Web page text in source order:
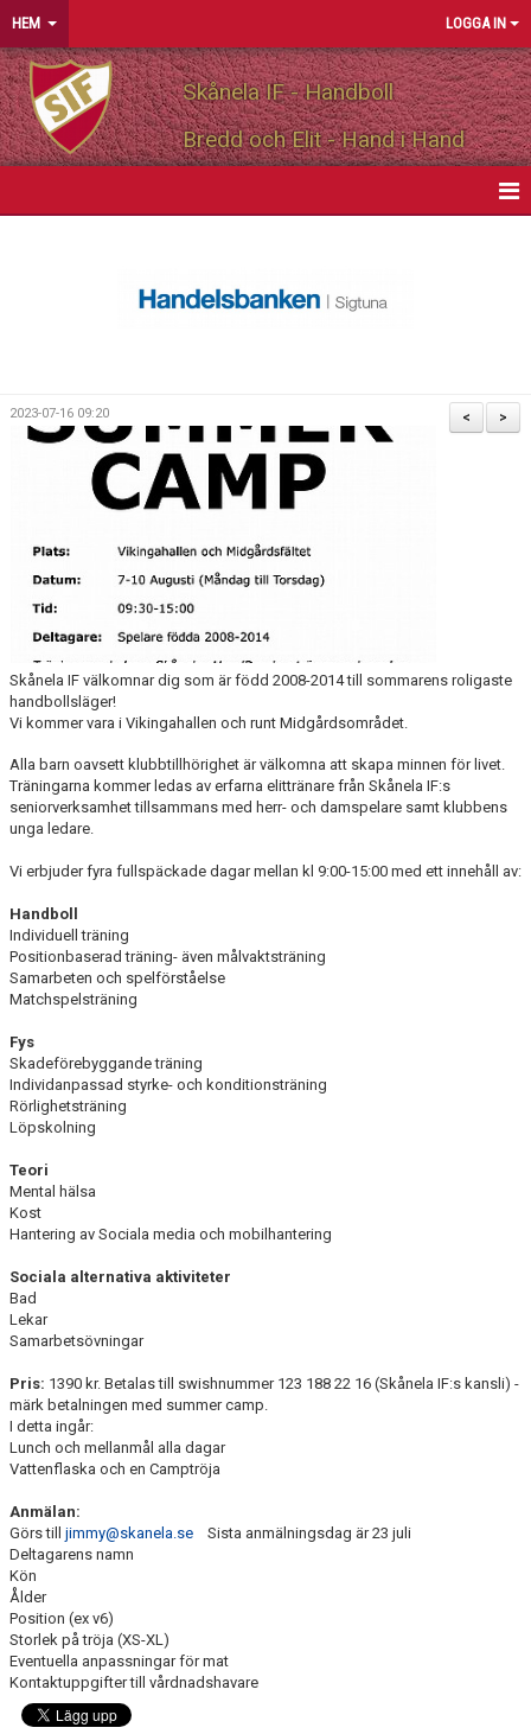
HEM LOGGA IN
Skånela IF - Handboll
Bredd och Elit - Hand i Hand
PARTNERS
KALENDER
KONTAKT LAG
DOKUMENT
LÄNKAR
KORTPLANSSPELEN
>
<
2023-07-16 09:20
Skånela IF välkomnar dig som är född 2008-2014 till sommarens roligaste
handbollsläger!
Vi kommer vara i Vikingahallen och runt Midgårdsområdet.
Alla barn oavsett klubbtillhörighet är välkomna att skapa minnen för livet.
Träningarna kommer ledas av erfarna elittränare från Skånela IF:s
seniorverksamhet tillsammans med herr- och damspelare samt klubbens
unga ledare.
Vi erbjuder fyra fullspäckade dagar mellan kl 9:00-15:00 med ett innehåll av:
Handboll
Individuell träning
Positionbaserad träning- även målvaktsträning
Samarbeten och spelförståelse
Matchspelsträning
Fys
Skadeförebyggande träning
Individanpassad styrke- och konditionsträning
Rörlighetsträning
Löpskolning
Teori
Mental hälsa
Kost
Hantering av Sociala media och mobilhantering
Sociala alternativa aktiviteter
Bad
Lekar
Samarbetsövningar
Pris: 1390 kr. Betalas till swishnummer 123 188 22 16 (Skånela IF:s kansli) -
märk betalningen med summer camp.
I detta ingår:
Lunch och mellanmål alla dagar
Vattenflaska och en Camptröja
Anmälan:
Görs till jimmy@skanela.se
Sista anmälningsdag är 23 juli
Deltagarens namn
Kön
Ålder
Position (ex v6)
Storlek på tröja (XS-XL)
Eventuella anpassningar för mat
Kontaktuppgifter till vårdnadshavare